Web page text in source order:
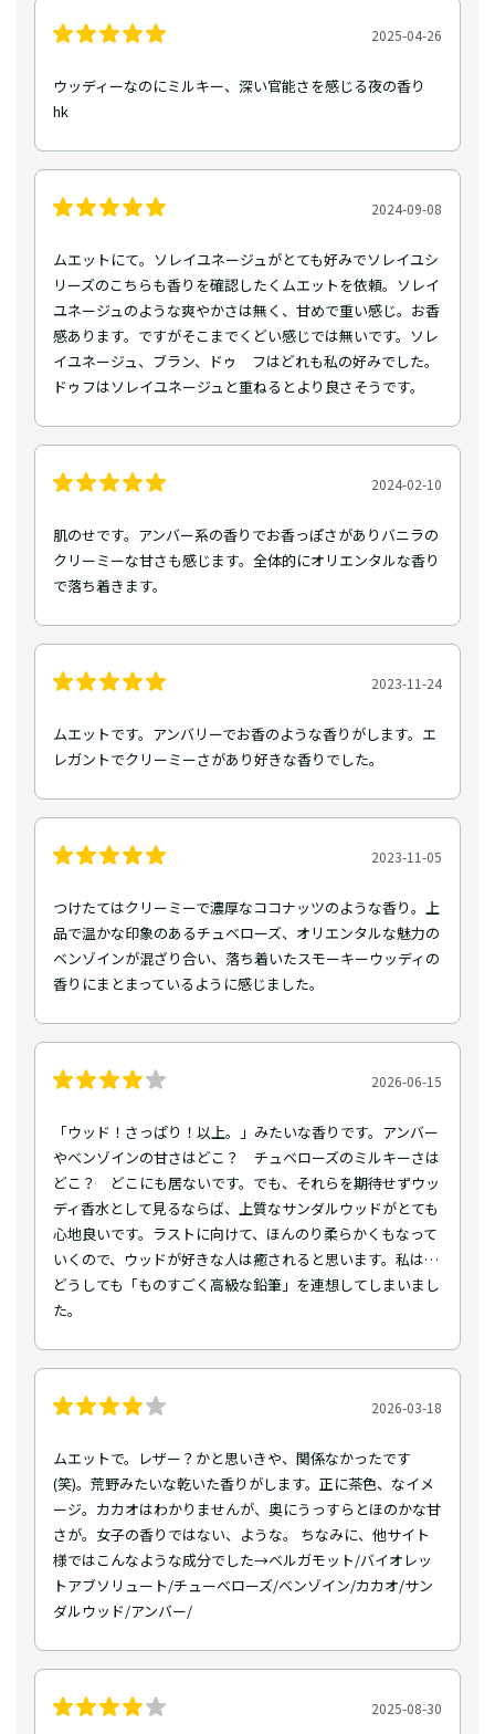
2025-04-26
ウッディーなのにミルキー、深い官能さを感じる夜の香り
hk
2024-09-08
ムエットにて。ソレイユネージュがとても好みでソレイユシ
リーズのこちらも香りを確認したくムエットを依頼。ソレイ
ユネージュのような爽やかさは無く、甘めで重い感じ。お香
感あります。ですがそこまでくどい感じでは無いです。ソレ
イユネージュ、ブラン、ドゥ フはどれも私の好みでした。
ドゥフはソレイユネージュと重ねるとより良さそうです。
2024-02-10
肌のせです。アンバー系の香りでお香っぽさがありバニラの
クリーミーな甘さも感じます。全体的にオリエンタルな香り
で落ち着きます。
2023-11-24
ムエットです。アンバリーでお香のような香りがします。エ
レガントでクリーミーさがあり好きな香りでした。
2023-11-05
つけたてはクリーミーで濃厚なココナッツのような香り。上
品で温かな印象のあるチュベローズ、オリエンタルな魅力の
ベンゾインが混ざり合い、落ち着いたスモーキーウッディの
香りにまとまっているように感じました。
2026-06-15
「ウッド！さっぱり！以上。」みたいな香りです。アンバー
やベンゾインの甘さはどこ？ チュベローズのミルキーさは
どこ？ どこにも居ないです。でも、それらを期待せずウッ
ディ香水として見るならば、上質なサンダルウッドがとても
心地良いです。ラストに向けて、ほんのり柔らかくもなって
いくので、ウッドが好きな人は癒されると思います。私は…
どうしても「ものすごく高級な鉛筆」を連想してしまいまし
た。
2026-03-18
ムエットで。レザー？かと思いきや、関係なかったです
(笑)。荒野みたいな乾いた香りがします。正に茶色、なイメ
ージ。カカオはわかりませんが、奥にうっすらとほのかな甘
さが。女子の香りではない、ような。 ちなみに、他サイト
様ではこんなような成分でした→ベルガモット/バイオレッ
トアブソリュート/チューべローズ/ベンゾイン/カカオ/サン
ダルウッド/アンバー/
2025-08-30